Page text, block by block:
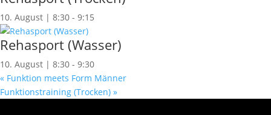
10. August | 8:30 - 9:15
Rehasport (Wasser)
10. August | 8:30 - 9:30
« Funktion meets Form Männer
Funktionstraining (Trocken) »